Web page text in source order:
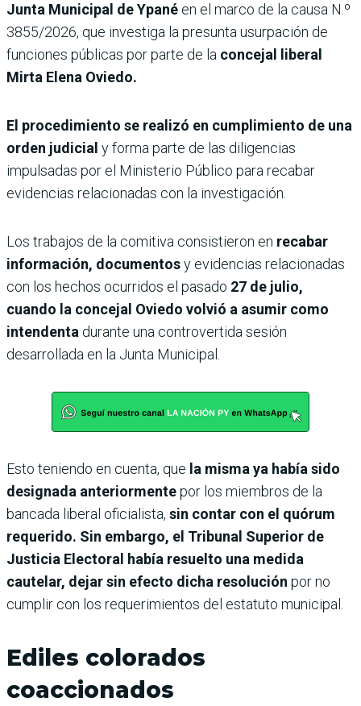
Junta Municipal de Ypané en el marco de la causa N.º
3855/2026, que investiga la presunta usurpación de
funciones públicas por parte de la concejal liberal
Mirta Elena Oviedo.
El procedimiento se realizó en cumplimiento de una
orden judicial y forma parte de las diligencias
impulsadas por el Ministerio Público para recabar
evidencias relacionadas con la investigación.
Los trabajos de la comitiva consistieron en recabar
información, documentosy evidencias relacionadas
con los hechos ocurridos el pasado 27 de julio,
cuando la concejal Oviedo volvió a asumir como
intendenta durante una controvertida sesión
desarrollada en la Junta Municipal.
Esto teniendo en cuenta, que la misma ya había sido
designada anteriormentepor los miembros de la
bancada liberal oficialista, sin contar con el quórum
requerido. Sin embargo, el Tribunal Superior de
Justicia Electoral había resuelto una medida
cautelar, dejar sin efecto dicha resolución por no
cumplir con los requerimientos del estatuto municipal.
Ediles colorados
coaccionados